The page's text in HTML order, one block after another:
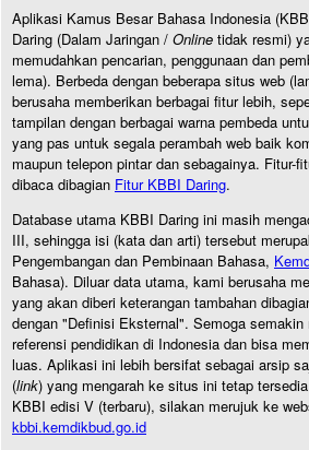
Aplikasi Kamus Besar Bahasa Indonesia
Daring (Dalam Jaringan / Online tidak resmi)
memudahkan pencarian, penggunaan dan
lema). Berbeda dengan beberapa situs web
berusaha memberikan berbagai fitur lebih,
tampilan dengan berbagai warna pembeda
yang pas untuk segala perambah web baik
maupun telepon pintar dan sebagainya. Fitur-
dibaca dibagian Fitur KBBI Daring.
Database utama KBBI Daring ini masih
III, sehingga isi (kata dan arti) tersebut
Pengembangan dan Pembinaan Bahasa,
Bahasa). Diluar data utama, kami berusaha
yang akan diberi keterangan tambahan
dengan "Definisi Eksternal". Semoga semakin
referensi pendidikan di Indonesia dan bisa
luas. Aplikasi ini lebih bersifat sebagai arsip
(link) yang mengarah ke situs ini tetap
KBBI edisi V (terbaru), silakan merujuk ke
kbbi.kemdikbud.go.id